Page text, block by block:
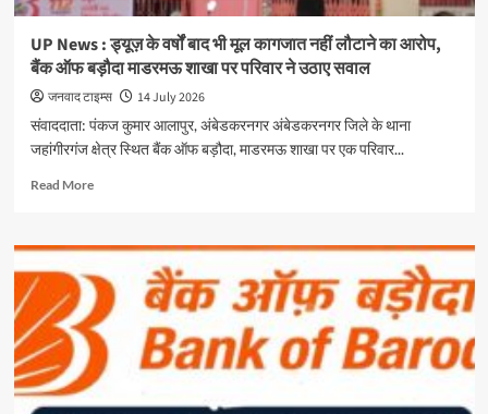
नदारद
UP News : ड्यूज़ के वर्षों बाद भी मूल कागजात नहीं लौटाने का आरोप,
बैंक ऑफ बड़ौदा माडरमऊ शाखा पर परिवार ने उठाए सवाल
जनवाद टाइम्स
14 July 2026
संवाददाता: पंकज कुमार आलापुर, अंबेडकरनगर अंबेडकरनगर जिले के थाना
जहांगीरगंज क्षेत्र स्थित बैंक ऑफ बड़ौदा, माडरमऊ शाखा पर एक परिवार...
Read MoreRead
UP
:
ड्यूज़
के
वर्षों
बाद
भी
मूल